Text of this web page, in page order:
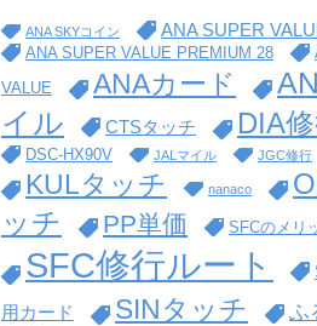
ANA SKYコイン ANA SUPER
ANA SUPER VALUE PREMIUM 28
VALUE
ANAカード
イル
CTSタッチ DIA
DSC-HX90V JALマイル JGC修行
KULタッチ nanaco
ッチ
PP単価 SFCのメリ
SFC修行ルート
用カード
SINタッチ
ふ